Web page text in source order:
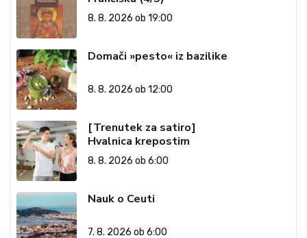
8. 8. 2026 ob 19:00
Domači »pesto« iz bazilike
8. 8. 2026 ob 12:00
[Trenutek za satiro]
Hvalnica krepostim
8. 8. 2026 ob 6:00
Nauk o Ceuti
7. 8. 2026 ob 6:00